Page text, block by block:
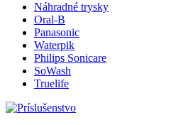
Náhradné trysky
Oral-B
Panasonic
Waterpik
Philips Sonicare
SoWash
Truelife